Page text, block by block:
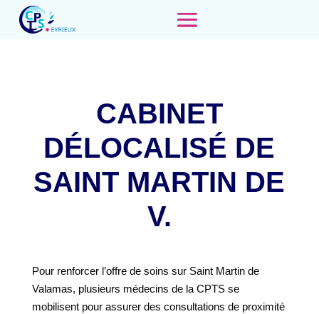
CABINET
DÉLOCALISÉ DE
SAINT MARTIN DE
V.
Pour renforcer l’offre de soins sur Saint Martin de
Valamas, plusieurs médecins de la CPTS se
mobilisent pour assurer des consultations de proximité